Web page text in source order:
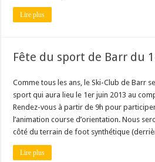
Lire plus
Fête du sport de Barr du
Comme tous les ans, le Ski-Club de Barr
sport qui aura lieu le 1er juin 2013 au
Rendez-vous à partir de 9h pour
l’animation course d’orientation. Nous
côté du terrain de foot synthétique
Lire plus